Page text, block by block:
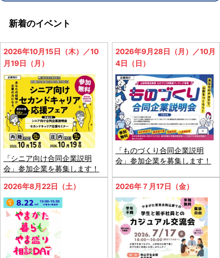
新着のイベント
2026年10月15日（木）／10
月19日（月）
「シニア向け合同企業説明
会」参加企業を募集します！
2026年9月28日（月）／10月
4日（日）
「ものづくり合同企業説明
会」参加企業を募集します！
2026年8月22日（土） 2026年７月17日（金）